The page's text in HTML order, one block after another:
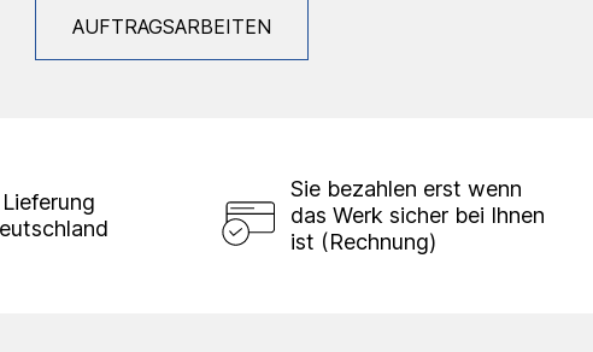
AUFTRAGSARBEITEN
Sie bezahlen erst wenn
das Werk sicher bei Ihnen
ist (Rechnung)